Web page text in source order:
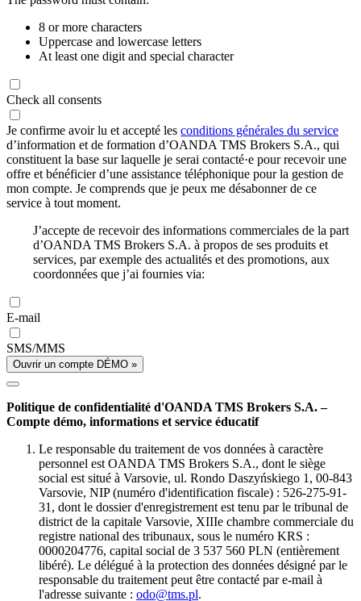
8 or more characters
Uppercase and lowercase letters
At least one digit and special character
Check all consents
Je confirme avoir lu et accepté les conditions générales du service
d’information et de formation d’OANDA TMS Brokers S.A., qui
constituent la base sur laquelle je serai contacté·e pour recevoir une
offre et bénéficier d’une assistance téléphonique pour la gestion de
mon compte. Je comprends que je peux me désabonner de ce
service à tout moment.
J’accepte de recevoir des informations commerciales de la part
d’OANDA TMS Brokers S.A. à propos de ses produits et
services, par exemple des actualités et des promotions, aux
coordonnées que j’ai fournies via:
E-mail
SMS/MMS
Ouvrir un compte DÉMO »
Politique de confidentialité d'OANDA TMS Brokers S.A. –
Compte démo, informations et service éducatif
Le responsable du traitement de vos données à caractère
personnel est OANDA TMS Brokers S.A., dont le siège
social est situé à Varsovie, ul. Rondo Daszyńskiego 1, 00-843
Varsovie, NIP (numéro d'identification fiscale) : 526-275-91-
31, dont le dossier d'enregistrement est tenu par le tribunal de
district de la capitale Varsovie, XIIIe chambre commerciale du
registre national des tribunaux, sous le numéro KRS :
0000204776, capital social de 3 537 560 PLN (entièrement
libéré). Le délégué à la protection des données désigné par le
responsable du traitement peut être contacté par e-mail à
l'adresse suivante : odo@tms.pl.